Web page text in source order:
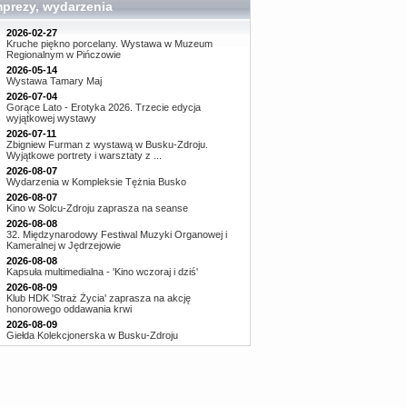
wydarzenia
2026-02-27
Kruche piękno porcelany. Wystawa w Muzeum
Regionalnym w Pińczowie
2026-05-14
Wystawa Tamary Maj
2026-07-04
Gorące Lato - Erotyka 2026. Trzecie edycja
wyjątkowej wystawy
2026-07-11
Zbigniew Furman z wystawą w Busku-Zdroju.
Wyjątkowe portrety i warsztaty z ...
2026-08-07
Wydarzenia w Kompleksie Tężnia Busko
2026-08-07
Kino w Solcu-Zdroju zaprasza na seanse
2026-08-08
32. Międzynarodowy Festiwal Muzyki Organowej i
Kameralnej w Jędrzejowie
2026-08-08
Kapsuła multimedialna - 'Kino wczoraj i dziś'
2026-08-09
Klub HDK 'Straż Życia' zaprasza na akcję
honorowego oddawania krwi
2026-08-09
Giełda Kolekcjonerska w Busku-Zdroju